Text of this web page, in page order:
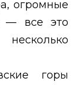
огромные
— все это
горы